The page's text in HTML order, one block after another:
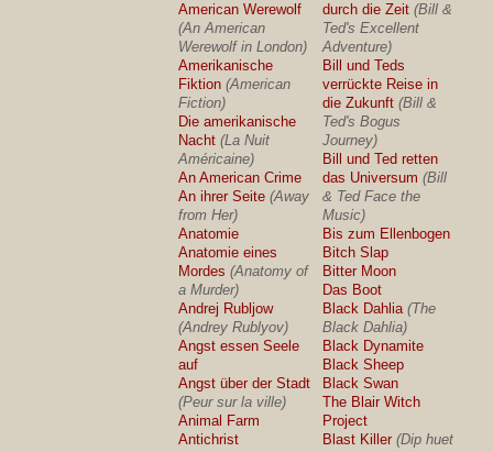
American Werewolf
(An American
Werewolf in London)
Amerikanische
Fiktion (American
Fiction)
Die amerikanische
Nacht (La Nuit
Américaine)
An American Crime
An ihrer Seite (Away
from Her)
Anatomie
Anatomie eines
Mordes (Anatomy of
a Murder)
Andrej Rubljow
(Andrey Rublyov)
Angst essen Seele
auf
Angst über der Stadt
(Peur sur la ville)
Animal Farm
Antichrist
durch die Zeit (Bill &
Ted's Excellent
Adventure)
Bill und Teds
verrückte Reise in
die Zukunft (Bill &
Ted's Bogus
Journey)
Bill und Ted retten
das Universum (Bill
& Ted Face the
Music)
Bis zum Ellenbogen
Bitch Slap
Bitter Moon
Das Boot
Black Dahlia (The
Black Dahlia)
Black Dynamite
Black Sheep
Black Swan
The Blair Witch
Project
Blast Killer (Dip huet